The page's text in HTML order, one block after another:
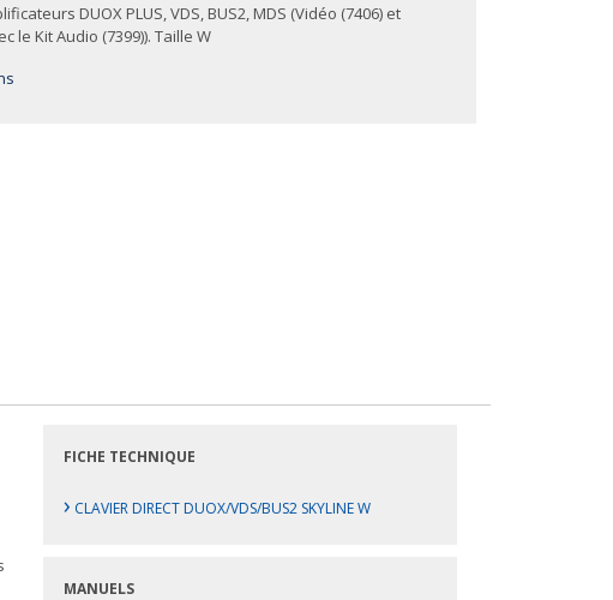
DUOX PLUS, VDS, BUS2, MDS (Vidéo (7406) et
le Kit Audio (7399)). Taille W
FICHE TECHNIQUE
› CLAVIER DIRECT DUOX/VDS/BUS2 SKYLINE W
MANUELS